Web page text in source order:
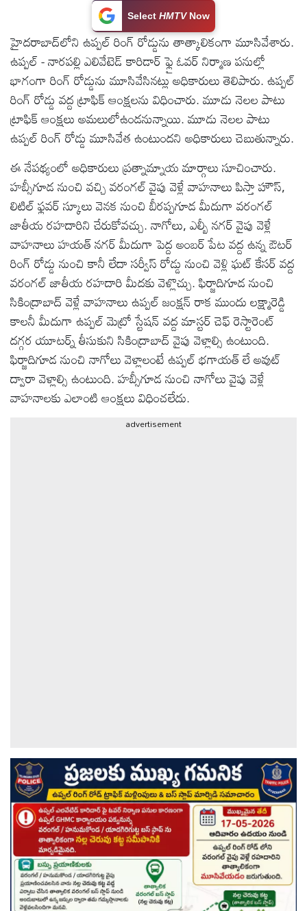
స్పెషల్స్
కెరీర్ &
ఉద్యోగాలు
లైవ్
టీవి
వ్యవసాయం
ఓటీటీ
వీడియోలు
ఆటోమొబైల్
క్రైమ్
Select HMTVNow
హైదరాబాద్‌లోని ఉప్పల్ రింగ్ రోడ్డును తాత్కాలికంగా మూసివేశారు.
ఉప్పల్ - నారపల్లి ఎలివేటెడ్ కారిడార్ ఫ్లై ఓవర్ నిర్మాణ పనుల్లో
భాగంగా రింగ్ రోడ్డును మూసివేసినట్లు అధికారులు తెలిపారు. ఉప్పల్
రింగ్ రోడ్డు వద్ద ట్రాఫిక్ ఆంక్షలను విధించారు. మూడు నెలల పాటు
ట్రాఫిక్ ఆంక్షలు అమలులోఉండనున్నాయి. మూడు నెలల పాటు
ఉప్పల్ రింగ్ రోడ్డు మూసివేత ఉంటుందని అధికారులు చెబుతున్నారు.
ఈ నేపథ్యంలో అధికారులు ప్రత్నామ్నాయ మార్గాలు సూచించారు.
హబ్సీగూడ నుంచి వచ్చి వరంగల్ వైపు వెళ్లే వాహనాలు పిస్తా హౌస్,
లిటిల్ ఫ్లవర్ స్కూలు వెనక నుంచి బీరప్పగూడ మీదుగా వరంగల్
జాతీయ రహదారిని చేరుకోవచ్చు. నాగోలు, ఎల్బీ నగర్ వైపు వెళ్లే
వాహనాలు హయత్ నగర్ మీదుగా పెద్ద అంబర్ పేట వద్ద ఉన్న ఔటర్
రింగ్ రోడ్డు నుంచి కానీ లేదా సర్వీస్ రోడ్డు నుంచి వెళ్లి ఘట్ కేసర్ వద్ద
వరంగల్ జాతీయ రహదారి మీదకు వెళ్లొచ్చు. ఫిర్జాదిగూడ నుంచి
సికింద్రాబాద్ వెళ్లే వాహనాలు ఉప్పల్ జంక్షన్ రాక ముందు లక్ష్మారెడ్డి
కాలనీ మీదుగా ఉప్పల్ మెట్రో స్టేషన్ వద్ద మాస్టర్ చెఫ్ రెస్టారెంట్
దగ్గర యూటర్న్ తీసుకుని సికింద్రాబాద్ వైపు వెళ్లాల్సి ఉంటుంది.
ఫిర్జాదిగూడ నుంచి నాగోలు వెళ్లాలంటే ఉప్పల్ భగాయత్ లే అవుట్
ద్వారా వెళ్లాల్సి ఉంటుంది. హబ్సీగూడ నుంచి నాగోలు వైపు వెళ్లే
వాహనాలకు ఎలాంటి ఆంక్షలు విధించలేదు.
advertisement